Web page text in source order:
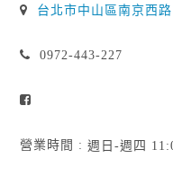
台北市中山區南京西
0972-443-227
營業時間 :週日-週四